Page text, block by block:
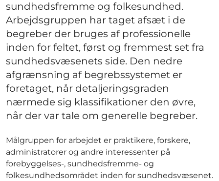
sundhedsfremme og folkesundhed.
Arbejdsgruppen har taget afsæt i de
begreber der bruges af professionelle
inden for feltet, først og fremmest set fra
sundhedsvæsenets side. Den nedre
afgrænsning af begrebssystemet er
foretaget, når detaljeringsgraden
nærmede sig klassifikationer den øvre,
når der var tale om generelle begreber.
Målgruppen for arbejdet er praktikere, forskere,
administratorer og andre interessenter på
forebyggelses-, sundhedsfremme- og
folkesundhedsområdet inden for sundhedsvæsenet.